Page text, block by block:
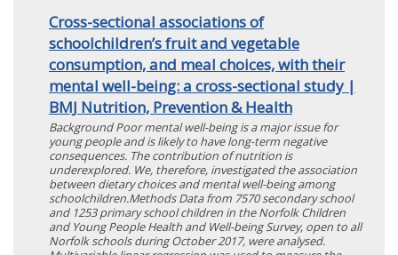
Cross-sectional associations of
schoolchildren’s fruit and vegetable
consumption, and meal choices, with their
mental well-being: a cross-sectional study |
BMJ Nutrition, Prevention & Health
Background Poor mental well-being is a major issue for
young people and is likely to have long-term negative
consequences. The contribution of nutrition is
underexplored. We, therefore, investigated the association
between dietary choices and mental well-being among
schoolchildren.Methods Data from 7570 secondary school
and 1253 primary school children in the Norfolk Children
and Young People Health and Well-being Survey, open to all
Norfolk schools during October 2017, were analysed.